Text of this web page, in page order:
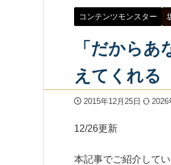
コンテンツモンスター
「だから
えてくれる
2015年12月25日 2026
12/26更新
本記事でご紹介して